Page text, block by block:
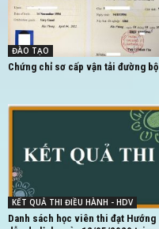
ĐÀO TẠO
Chứng chỉ sơ cấp vận tải đường bộ
KẾT QUẢ THI ĐIỀU HÀNH - HDV
Danh sách học viên thi đạt Hướng